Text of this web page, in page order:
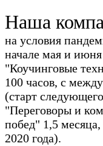
Наша
на условия
начале мая и
"Коучинговые
100 часов, с
(старт
"Переговоры и
побед" 1,5 месяца,
2020 года).